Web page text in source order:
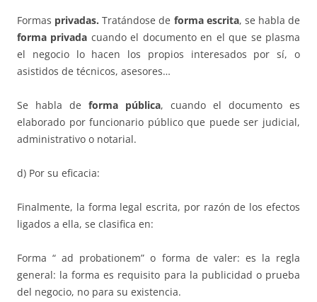
Formas privadas.Tratándose de forma escrita, se habla de
forma privada cuando el documento en el que se plasma
el negocio lo hacen los propios interesados por sí, o
asistidos de técnicos, asesores…
Se habla de forma pública, cuando el documento es
elaborado por funcionario público que puede ser judicial,
administrativo o notarial.
d) Por su eficacia:
Finalmente, la forma legal escrita, por razón de los efectos
ligados a ella, se clasifica en:
Forma “ ad probationem” o forma de valer: es la regla
general: la forma es requisito para la publicidad o prueba
del negocio, no para su existencia.